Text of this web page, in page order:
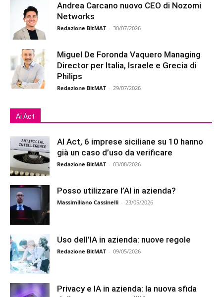
Andrea Carcano nuovo CEO di Nozomi
Networks
Redazione BitMAT - 30/07/2026
Miguel De Foronda Vaquero Managing
Director per Italia, Israele e Grecia di
Philips
Redazione BitMAT - 29/07/2026
Ai Act
AI Act, 6 imprese siciliane su 10 hanno
già un caso d’uso da verificare
Redazione BitMAT - 03/08/2026
Posso utilizzare l’AI in azienda?
Massimiliano Cassinelli - 23/05/2026
Uso dell’IA in azienda: nuove regole
Redazione BitMAT - 09/05/2026
Privacy e IA in azienda: la nuova sfida